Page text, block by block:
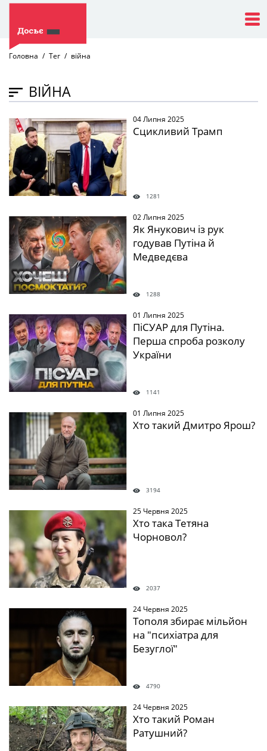
Головна Тег війна
ВІЙНА
" /> 04 Липня 2025
Сцикливий Трамп
1281
" /> 02 Липня 2025
Як Янукович із рук
годував Путіна й
Медведєва
1288
" /> 01 Липня 2025
ПіСУАР для Путіна.
Перша спроба розколу
України
1141
01 Липня 2025
Хто такий Дмитро Ярош?
3194
25 Червня 2025
Хто така Тетяна
Чорновол?
2037
24 Червня 2025
Тополя збирає мільйон
на "психіатра для
Безуглої"
4790
" /> 24 Червня 2025
Хто такий Роман
Ратушний?